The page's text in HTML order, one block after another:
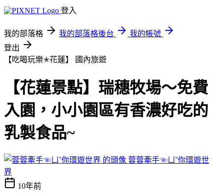
登入
我的部落格 我的部落格後台
我的帳號
登出
【吃喝玩樂✭花蓮】
國內旅遊
【花蓮景點】瑞穗牧場～免費
入園，小小園區有香濃好吃的
乳製食品~
蓉蓉牽手☜ㄩˇ你環遊世
界
10年前